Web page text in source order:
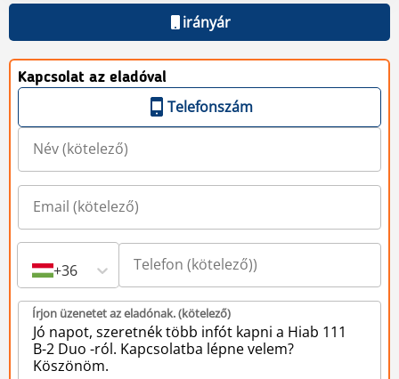
irányár
Kapcsolat az eladóval
Telefonszám
+36
Írjon üzenetet az eladónak. (kötelező)